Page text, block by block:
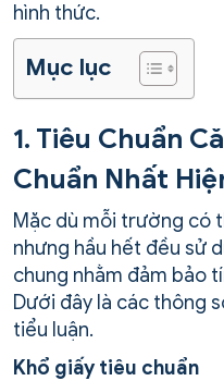
hình thức.
Mục lục
1. Tiêu Chuẩn
Chuẩn Nhất
Mặc dù mỗi trường có
nhưng hầu hết đều sử
chung nhằm đảm bảo
Dưới đây là các thông
tiểu luận.
Khổ giấy tiêu chuẩn